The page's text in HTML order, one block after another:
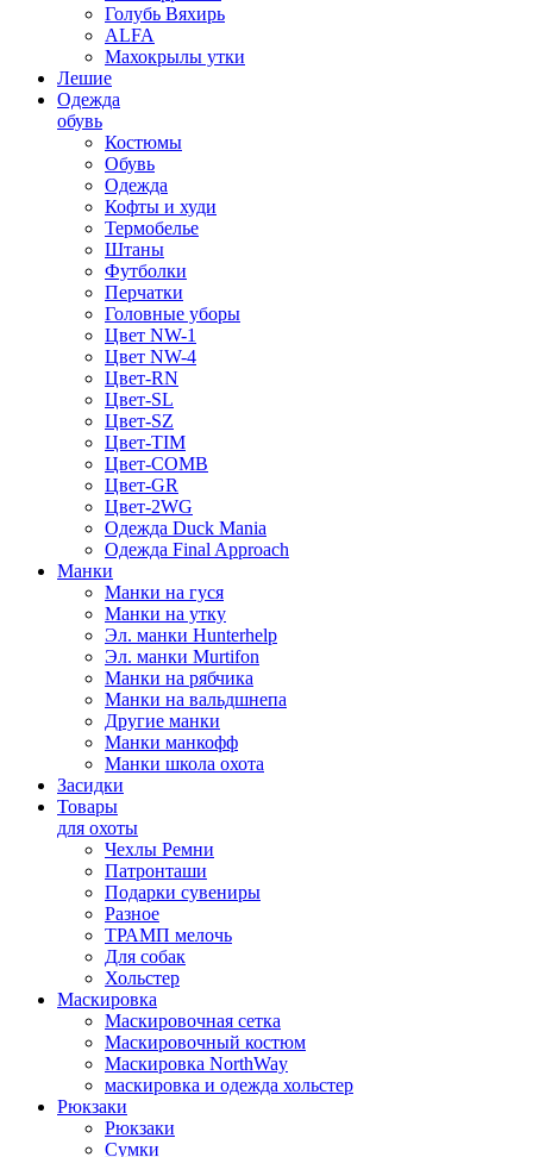
Голубь Вяхирь
ALFA
Махокрылы утки
Лешие
Одежда
обувь
Костюмы
Обувь
Одежда
Кофты и худи
Термобелье
Штаны
Футболки
Перчатки
Головные уборы
Цвет NW-1
Цвет NW-4
Цвет-RN
Цвет-SL
Цвет-SZ
Цвет-TIM
Цвет-COMB
Цвет-GR
Цвет-2WG
Одежда Duck Mania
Одежда Final Approach
Манки
Манки на гуся
Манки на утку
Эл. манки Hunterhelp
Эл. манки Murtifon
Манки на рябчика
Манки на вальдшнепа
Другие манки
Манки манкофф
Манки школа охота
Засидки
Товары
для охоты
Чехлы Ремни
Патронташи
Подарки сувениры
Разное
ТРАМП мелочь
Для собак
Хольстер
Маскировка
Маскировочная сетка
Маскировочный костюм
Маскировка NorthWay
маскировка и одежда хольстер
Рюкзаки
Рюкзаки
Сумки